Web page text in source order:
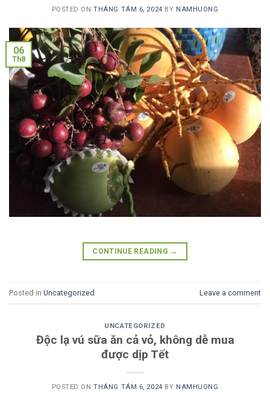
POSTED ONTHÁNG TÁM 6, 2024 BY NAMHUONG
06
Th8
CONTINUE READING →
Posted in Uncategorized Leave a comment
UNCATEGORIZED
Độc lạ vú sữa ăn cả vỏ, không dễ mua
được dịp Tết
POSTED ONTHÁNG TÁM 6, 2024 BY NAMHUONG